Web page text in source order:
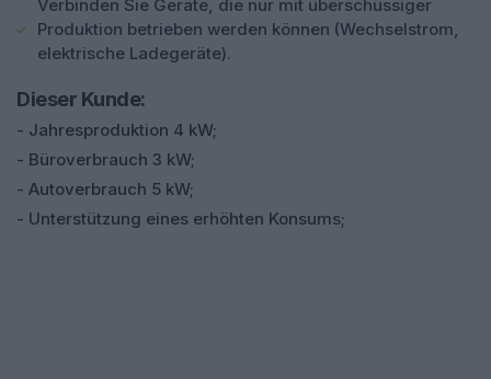
Verbinden Sie Geräte, die nur mit überschüssiger
Produktion betrieben werden können (Wechselstrom,
elektrische Ladegeräte).
Dieser Kunde:
- Jahresproduktion 4 kW;
- Büroverbrauch 3 kW;
- Autoverbrauch 5 kW;
- Unterstützung eines erhöhten Konsums;